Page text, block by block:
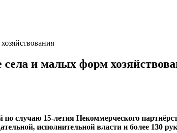
и малых форм
случаю 15-летия Некоммерческого
исполнительной власти и более 130